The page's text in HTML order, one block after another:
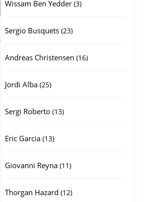
Wissam Ben Yedder 33
Sergio Busquets 2323
Andreas Christensen 1616
Jordi Alba 2525
Sergi Roberto 1313
Eric Garcia 1313
Giovanni Reyna 1111
Thorgan Hazard 1212